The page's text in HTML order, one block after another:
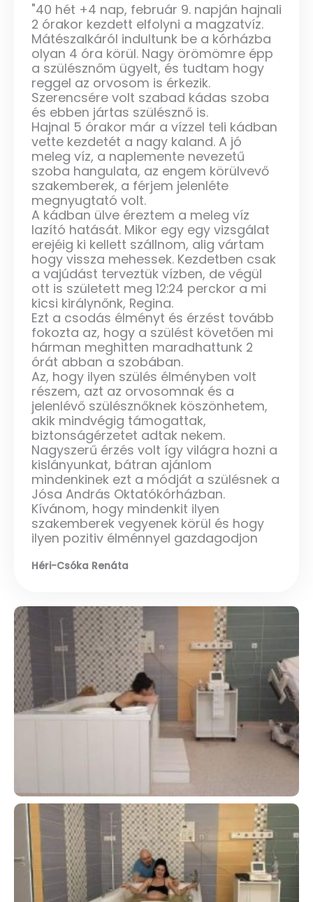
"40 hét +4 nap, február 9. napján hajnali
2 órakor kezdett elfolyni a magzatvíz.
Mátészalkáról indultunk be a kórházba
olyan 4 óra körül. Nagy örömömre épp
a szülésznőm ügyelt, és tudtam hogy
reggel az orvosom is érkezik.
Szerencsére volt szabad kádas szoba
és ebben jártas szülésznő is.
Hajnal 5 órakor már a vízzel teli kádban
vette kezdetét a nagy kaland. A jó
meleg víz, a naplemente nevezetű
szoba hangulata, az engem körülvevő
szakemberek, a férjem jelenléte
megnyugtató volt.
A kádban ülve éreztem a meleg víz
lazító hatását. Mikor egy egy vizsgálat
erejéig ki kellett szállnom, alig vártam
hogy vissza mehessek. Kezdetben csak
a vajúdást terveztük vízben, de végül
ott is született meg 12:24 perckor a mi
kicsi királynőnk, Regina.
Ezt a csodás élményt és érzést tovább
fokozta az, hogy a szülést követően mi
hárman meghitten maradhattunk 2
órát abban a szobában.
Az, hogy ilyen szülés élményben volt
részem, azt az orvosomnak és a
jelenlévő szülésznőknek köszönhetem,
akik mindvégig támogattak,
biztonságérzetet adtak nekem.
Nagyszerű érzés volt így világra hozni a
kislányunkat, bátran ajánlom
mindenkinek ezt a módját a szülésnek a
Jósa András Oktatókórházban.
Kívánom, hogy mindenkit ilyen
szakemberek vegyenek körül és hogy
ilyen pozitiv élménnyel gazdagodjon
Héri-Csóka Renáta